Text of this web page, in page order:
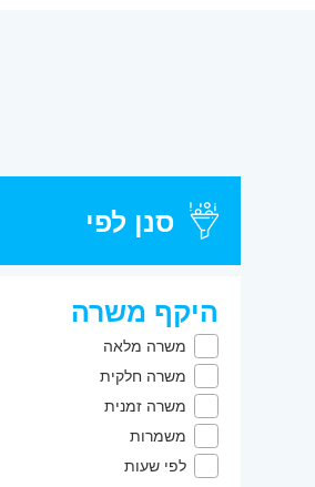
סנן לפי
היקף משרה
משרה מלאה
משרה חלקית
משרה זמנית
משמרות
לפי שעות